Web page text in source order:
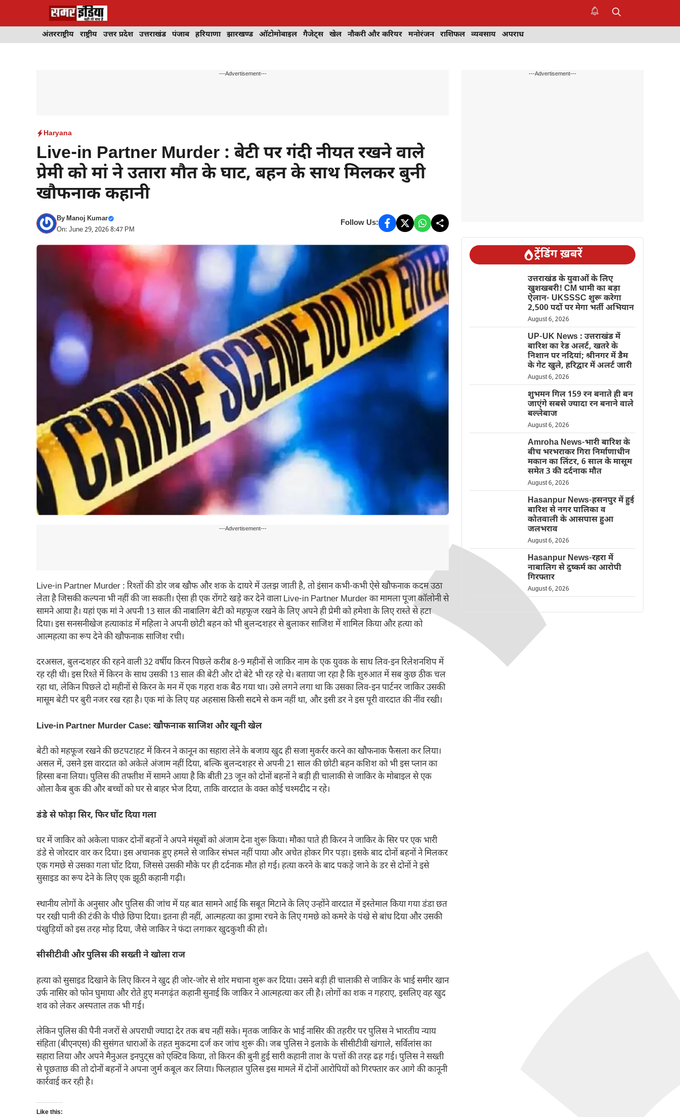
अंतरराष्ट्रीय राष्ट्रीय उत्तर प्रदेश उत्तराखंड पंजाब हरियाणा झारखण्ड ऑटोमोबाइल गैजेट्स खेल नौकरी और करियर मनोरंजन राशिफल व्यवसाय अपराध
---Advertisement---
Haryana
Live-in Partner Murder : बेटी पर गंदी नीयत रखने वाले
प्रेमी को मां ने उतारा मौत के घाट, बहन के साथ मिलकर बुनी
खौफनाक कहानी
ByManoj Kumar
On: June 29, 2026 8:47 PM
Follow Us:
---Advertisement---
Live-in Partner Murder : रिश्तों की डोर जब खौफ और शक के दायरे में उलझ जाती है, तो इंसान कभी-कभी ऐसे खौफनाक कदम उठा
लेता है जिसकी कल्पना भी नहीं की जा सकती। ऐसा ही एक रोंगटे खड़े कर देने वाला Live-in Partner Murder का मामला पूजा कॉलोनी से
सामने आया है। यहां एक मां ने अपनी 13 साल की नाबालिग बेटी को महफूज रखने के लिए अपने ही प्रेमी को हमेशा के लिए रास्ते से हटा
दिया। इस सनसनीखेज हत्याकांड में महिला ने अपनी छोटी बहन को भी बुलन्दशहर से बुलाकर साजिश में शामिल किया और हत्या को
आत्महत्या का रूप देने की खौफनाक साजिश रची।
दरअसल, बुलन्दशहर की रहने वाली 32 वर्षीय किरन पिछले करीब 8-9 महीनों से जाकिर नाम के एक युवक के साथ लिव-इन रिलेशनशिप में
रह रही थी। इस रिश्ते में किरन के साथ उसकी 13 साल की बेटी और दो बेटे भी रह रहे थे। बताया जा रहा है कि शुरुआत में सब कुछ ठीक चल
रहा था, लेकिन पिछले दो महीनों से किरन के मन में एक गहरा शक बैठ गया था। उसे लगने लगा था कि उसका लिव-इन पार्टनर जाकिर उसकी
मासूम बेटी पर बुरी नजर रख रहा है। एक मां के लिए यह अहसास किसी सदमे से कम नहीं था, और इसी डर ने इस पूरी वारदात की नींव रखी।
Live-in Partner Murder Case: खौफनाक साजिश और खूनी खेल
बेटी को महफूज रखने की छटपटाहट में किरन ने कानून का सहारा लेने के बजाय खुद ही सजा मुकर्रर करने का खौफनाक फैसला कर लिया।
असल में, उसने इस वारदात को अकेले अंजाम नहीं दिया, बल्कि बुलन्दशहर से अपनी 21 साल की छोटी बहन कशिश को भी इस प्लान का
हिस्सा बना लिया। पुलिस की तफ्तीश में सामने आया है कि बीती 23 जून को दोनों बहनों ने बड़ी ही चालाकी से जाकिर के मोबाइल से एक
ओला कैब बुक की और बच्चों को घर से बाहर भेज दिया, ताकि वारदात के वक्त कोई चश्मदीद न रहे।
डंडे से फोड़ा सिर, फिर घोंट दिया गला
घर में जाकिर को अकेला पाकर दोनों बहनों ने अपने मंसूबों को अंजाम देना शुरू किया। मौका पाते ही किरन ने जाकिर के सिर पर एक भारी
डंडे से जोरदार वार कर दिया। इस अचानक हुए हमले से जाकिर संभल नहीं पाया और अचेत होकर गिर पड़ा। इसके बाद दोनों बहनों ने मिलकर
एक गमछे से उसका गला घोंट दिया, जिससे उसकी मौके पर ही दर्दनाक मौत हो गई। हत्या करने के बाद पकड़े जाने के डर से दोनों ने इसे
सुसाइड का रूप देने के लिए एक झूठी कहानी गढ़ी।
स्थानीय लोगों के अनुसार और पुलिस की जांच में यह बात सामने आई कि सबूत मिटाने के लिए उन्होंने वारदात में इस्तेमाल किया गया डंडा छत
पर रखी पानी की टंकी के पीछे छिपा दिया। इतना ही नहीं, आत्महत्या का ड्रामा रचने के लिए गमछे को कमरे के पंखे से बांध दिया और उसकी
पंखुड़ियों को इस तरह मोड़ दिया, जैसे जाकिर ने फंदा लगाकर खुदकुशी की हो।
सीसीटीवी और पुलिस की सख्ती ने खोला राज
हत्या को सुसाइड दिखाने के लिए किरन ने खुद ही जोर-जोर से शोर मचाना शुरू कर दिया। उसने बड़ी ही चालाकी से जाकिर के भाई समीर खान
उर्फ नासिर को फोन घुमाया और रोते हुए मनगढ़ंत कहानी सुनाई कि जाकिर ने आत्महत्या कर ली है। लोगों का शक न गहराए, इसलिए वह खुद
शव को लेकर अस्पताल तक भी गई।
लेकिन पुलिस की पैनी नजरों से अपराधी ज्यादा देर तक बच नहीं सके। मृतक जाकिर के भाई नासिर की तहरीर पर पुलिस ने भारतीय न्याय
संहिता (बीएनएस) की सुसंगत धाराओं के तहत मुकदमा दर्ज कर जांच शुरू की। जब पुलिस ने इलाके के सीसीटीवी खंगाले, सर्विलांस का
सहारा लिया और अपने मैनुअल इनपुट्स को एक्टिव किया, तो किरन की बुनी हुई सारी कहानी ताश के पत्तों की तरह ढह गई। पुलिस ने सख्ती
से पूछताछ की तो दोनों बहनों ने अपना जुर्म कबूल कर लिया। फिलहाल पुलिस इस मामले में दोनों आरोपियों को गिरफ्तार कर आगे की कानूनी
कार्रवाई कर रही है।
Like this:
---Advertisement---
ट्रेंडिंग ख़बरें
उत्तराखंड के युवाओं के लिए
खुशखबरी! CM धामी का बड़ा
ऐलान- UKSSSC शुरू करेगा
2,500 पदों पर मेगा भर्ती अभियान
August 6, 2026
UP-UK News : उत्तराखंड में
बारिश का रेड अलर्ट, खतरे के
निशान पर नदियां; श्रीनगर में डैम
के गेट खुले, हरिद्वार में अलर्ट जारी
August 6, 2026
शुभमन गिल 159 रन बनाते ही बन
जाएंगे सबसे ज्यादा रन बनाने वाले
बल्लेबाज
August 6, 2026
Amroha News-भारी बारिश के
बीच भरभराकर गिरा निर्माणाधीन
मकान का लिंटर, 6 साल के मासूम
समेत 3 की दर्दनाक मौत
August 6, 2026
Hasanpur News-हसनपुर में हुई
बारिश से नगर पालिका व
कोतवाली के आसपास हुआ
जलभराव
August 6, 2026
Hasanpur News-रहरा में
नाबालिग से दुष्कर्म का आरोपी
गिरफ्तार
August 6, 2026